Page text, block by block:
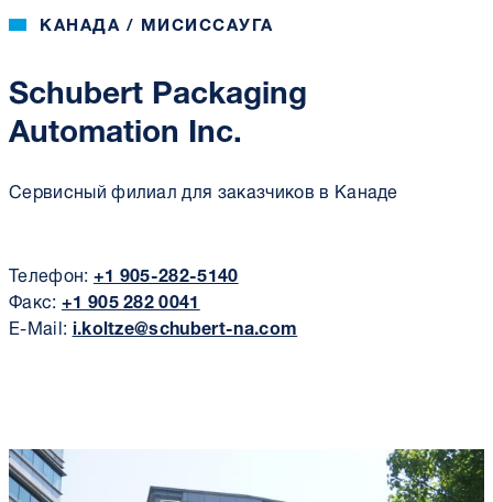
КАНАДА / МИСИССАУГА
Schubert Packaging
Automation Inc.
Сервисный филиал для заказчиков в Канаде
Телефон:+1 905-282-5140
Факс:+1 905 282 0041
E-Mail: i.koltze@schubert-na.com